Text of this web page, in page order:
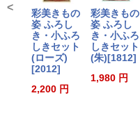
彩美きもの
姿 ふろし
き・小ふろ
しきセット
(ローズ)
[2012]
2,200 円
彩美きもの
姿 ふろし
き・小ふろ
しきセット
(朱)[1812]
1,980 円
<